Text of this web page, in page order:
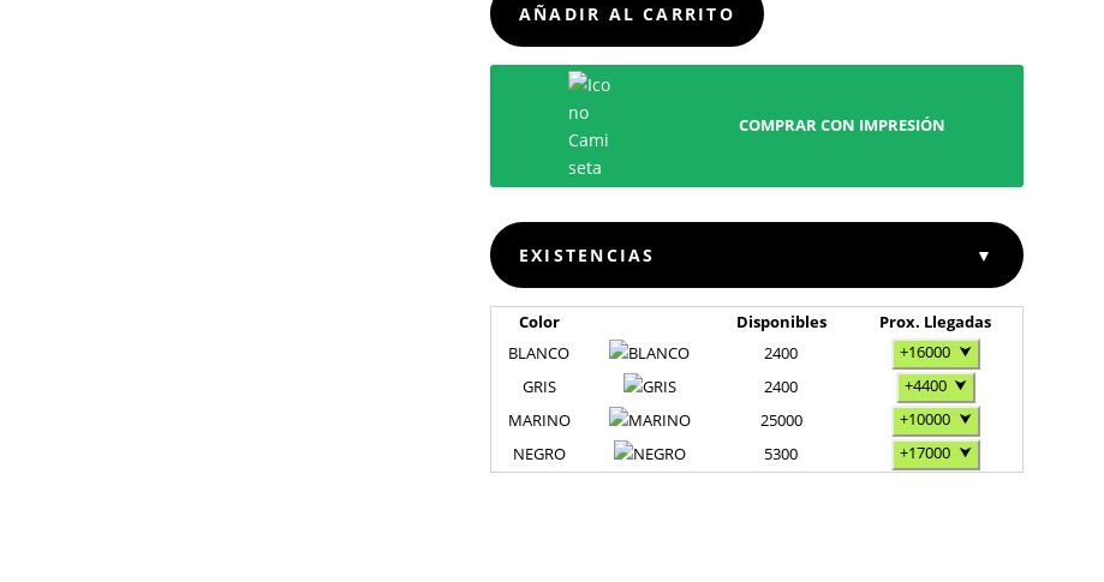
AÑADIR AL CARRITO
COMPRAR CON IMPRESIÓN
EXISTENCIAS ▼
Color Disponibles
Prox. Llegadas
BLANCO
2400 +16000 ⮟
GRIS
2400 +4400 ⮟
MARINO
25000 +10000 ⮟
NEGRO
5300 +17000 ⮟